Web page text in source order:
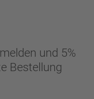
und 5%
Bestellung